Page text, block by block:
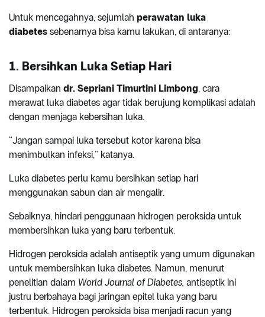
Untuk mencegahnya, sejumlah perawatan luka
diabetes sebenarnya bisa kamu lakukan, di antaranya:
1. Bersihkan Luka Setiap Hari
Disampaikan dr. Sepriani Timurtini Limbong, cara
merawat luka diabetes agar tidak berujung komplikasi adalah
dengan menjaga kebersihan luka.
“Jangan sampai luka tersebut kotor karena bisa
menimbulkan infeksi,” katanya.
Luka diabetes perlu kamu bersihkan setiap hari
menggunakan sabun dan air mengalir.
Sebaiknya, hindari penggunaan hidrogen peroksida untuk
membersihkan luka yang baru terbentuk.
Hidrogen peroksida adalah antiseptik yang umum digunakan
untuk membersihkan luka diabetes. Namun, menurut
penelitian dalam World Journal of Diabetes, antiseptik ini
justru berbahaya bagi jaringan epitel luka yang baru
terbentuk. Hidrogen peroksida bisa menjadi racun yang